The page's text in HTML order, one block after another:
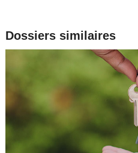
Dossiers similaires